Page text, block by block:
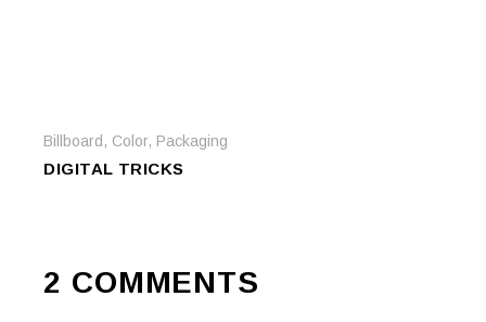
Billboard , Color, Packaging
DIGITAL TRICKS
2 COMMENTS